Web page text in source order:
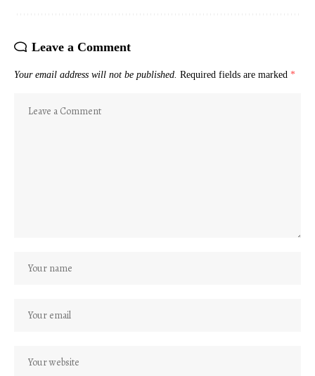
Leave a Comment
Your email address will not be published. Required fields are marked *